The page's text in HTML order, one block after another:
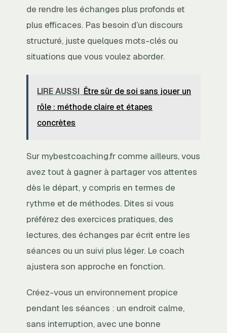
de rendre les échanges plus profonds et
plus efficaces. Pas besoin d’un discours
structuré, juste quelques mots-clés ou
situations que vous voulez aborder.
LIRE AUSSI Être sûr de soi sans jouer un
rôle : méthode claire et étapes
concrètes
Sur mybestcoaching.fr comme ailleurs, vous
avez tout à gagner à partager vos attentes
dès le départ, y compris en termes de
rythme et de méthodes. Dites si vous
préférez des exercices pratiques, des
lectures, des échanges par écrit entre les
séances ou un suivi plus léger. Le coach
ajustera son approche en fonction.
Créez-vous un environnement propice
pendant les séances : un endroit calme,
sans interruption, avec une bonne